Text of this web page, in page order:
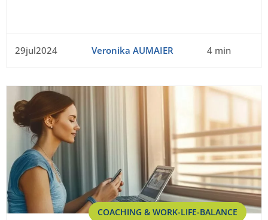
29jul2024 Veronika AUMAIER 4 min
COACHING & WORK-LIFE-BALANCE